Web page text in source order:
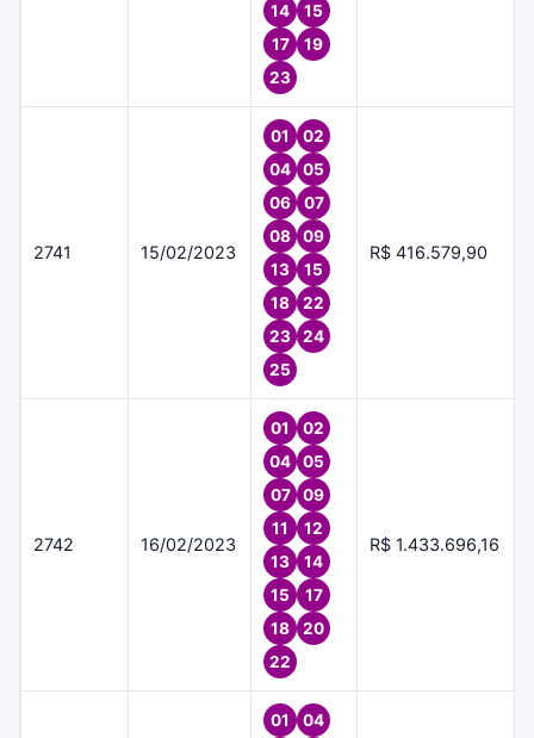
14
15
17
19
23
2741 15/02/2023
01
02
04
05
06
07
08
09
13
15
18
22
23
24
25
R$ 416.579,90
2742 16/02/2023
01
02
04
05
07
09
11
12
13
14
15
17
18
20
22
R$ 1.433.696,16
01 04